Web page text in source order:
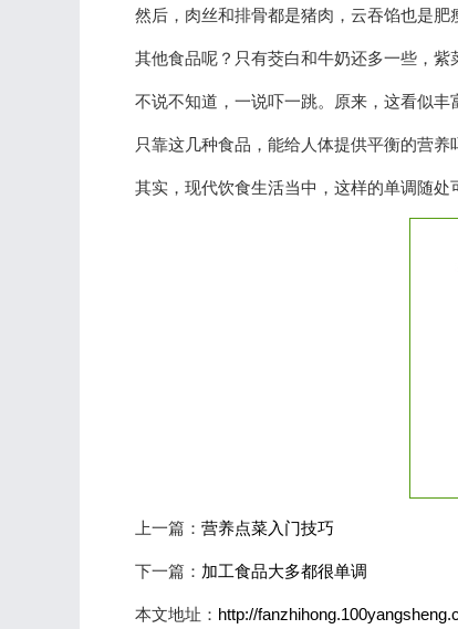
然后，肉丝和排骨都是猪肉，云吞馅也是肥
其他食品呢？只有茭白和牛奶还多一些，紫
不说不知道，一说吓一跳。原来，这看似
只靠这几种食品，能给人体提供平衡的营养
其实，现代饮食生活当中，这样的单调随处
上一篇： 营养点菜入门技巧
下一篇： 加工食品大多都很单调
本文地址： http://